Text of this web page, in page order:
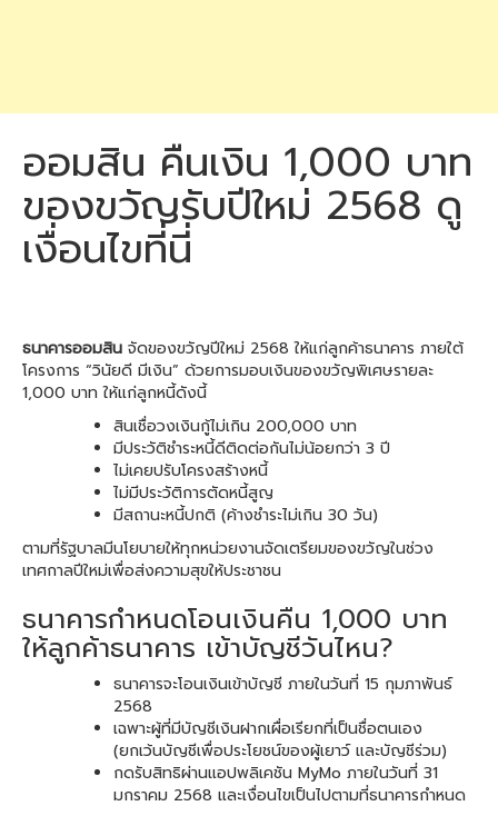
ออมสิน คืนเงิน 1,000 บาท
ของขวัญรับปีใหม่ 2568 ดู
เงื่อนไขที่นี่
ธนาคารออมสิน จัดของขวัญปีใหม่ 2568 ให้แก่ลูกค้าธนาคาร ภายใต้
โครงการ “วินัยดี มีเงิน” ด้วยการมอบเงินของขวัญพิเศษรายละ
1,000 บาท ให้แก่ลูกหนี้ดังนี้
สินเชื่อวงเงินกู้ไม่เกิน 200,000 บาท
มีประวัติชำระหนี้ดีติดต่อกันไม่น้อยกว่า 3 ปี
ไม่เคยปรับโครงสร้างหนี้
ไม่มีประวัติการตัดหนี้สูญ
มีสถานะหนี้ปกติ (ค้างชำระไม่เกิน 30 วัน)
ตามที่รัฐบาลมีนโยบายให้ทุกหน่วยงานจัดเตรียมของขวัญในช่วง
เทศกาลปีใหม่เพื่อส่งความสุขให้ประชาชน
ธนาคารกำหนดโอนเงินคืน 1,000 บาท
ให้ลูกค้าธนาคาร เข้าบัญชีวันไหน?
ธนาคารจะโอนเงินเข้าบัญชี ภายในวันที่ 15 กุมภาพันธ์
2568
เฉพาะผู้ที่มีบัญชีเงินฝากเผื่อเรียกที่เป็นชื่อตนเอง
(ยกเว้นบัญชีเพื่อประโยชน์ของผู้เยาว์ และบัญชีร่วม)
กดรับสิทธิผ่านแอปพลิเคชัน MyMo ภายในวันที่ 31
มกราคม 2568 และเงื่อนไขเป็นไปตามที่ธนาคารกำหนด